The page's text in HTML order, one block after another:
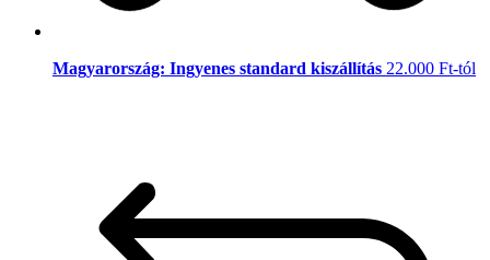
Magyarország: Ingyenes standard kiszállítás 22.000 Ft-tól